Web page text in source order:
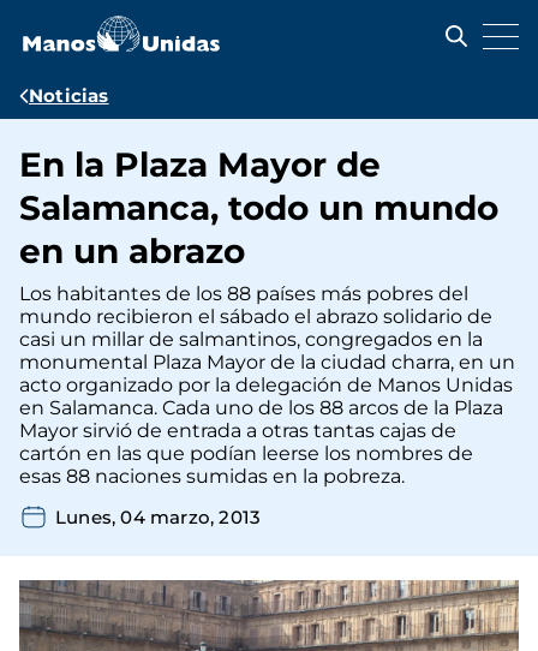
contenido
Ruta
navegación
Noticias
En la Plaza Mayor de
Salamanca, todo un mundo
en un abrazo
Los habitantes de los 88 países más pobres del
mundo recibieron el sábado el abrazo solidario de
casi un millar de salmantinos, congregados en la
monumental Plaza Mayor de la ciudad charra, en un
acto organizado por la delegación de Manos Unidas
en Salamanca. Cada uno de los 88 arcos de la Plaza
Mayor sirvió de entrada a otras tantas cajas de
cartón en las que podían leerse los nombres de
esas 88 naciones sumidas en la pobreza.
Lunes, 04 marzo, 2013